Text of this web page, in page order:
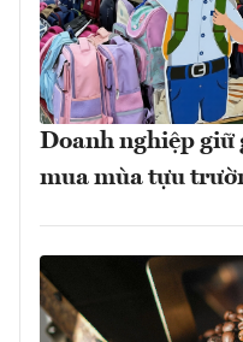
Doanh nghiệp giữ
mua mùa tựu